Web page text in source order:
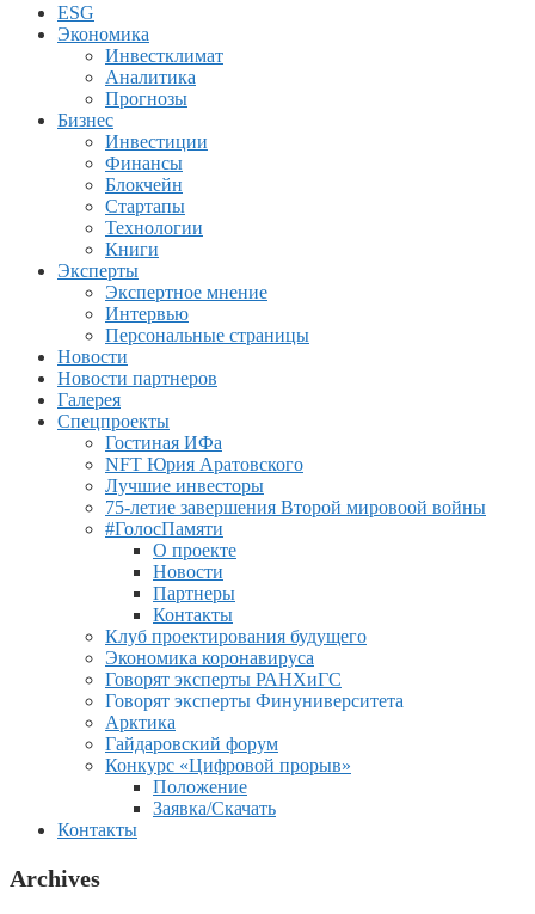
ESG
Экономика
Инвестклимат
Аналитика
Прогнозы
Бизнес
Инвестиции
Финансы
Блокчейн
Стартапы
Технологии
Книги
Эксперты
Экспертное мнение
Интервью
Персональные страницы
Новости
Новости партнеров
Галерея
Спецпроекты
Гостиная ИФа
NFT Юрия Аратовского
Лучшие инвесторы
75-летие завершения Второй мировоой войны
#ГолосПамяти
О проекте
Новости
Партнеры
Контакты
Клуб проектирования будущего
Экономика коронавируса
Говорят эксперты РАНХиГС
Говорят эксперты Финуниверситета
Арктика
Гайдаровский форум
Конкурс «Цифровой прорыв»
Положение
Заявка/Скачать
Контакты
Archives